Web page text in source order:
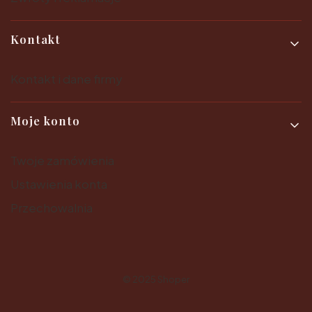
Kontakt
Moje konto